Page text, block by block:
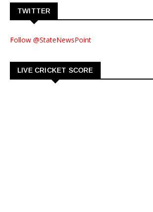
TWITTER
Follow @StateNewsPoint
LIVE CRICKET SCORE